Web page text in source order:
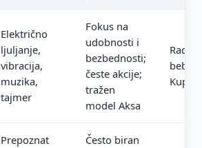
Električno
ljuljanje,
vibracija,
muzika,
tajmer
Fokus na
udobnosti i
bezbednosti;
česte akcije;
tražen
model Aksa
bebe i
Prepoznat
Često biran